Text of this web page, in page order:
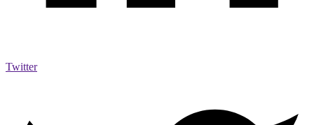
Twitter